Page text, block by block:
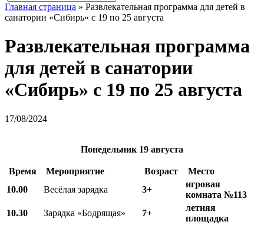
Главная страница » Развлекательная программа для детей в
санатории «Сибирь» с 19 по 25 августа
Развлекательная программа
для детей в санатории
«Сибирь» с 19 по 25 августа
17/08/2024
Понедельник 19 августа
Время Мероприятие Возраст
Место
10.00
Весёлая зарядка 3+
игровая
комната №113
10.30 Зарядка «Бодрящая» 7+
летняя
площадка